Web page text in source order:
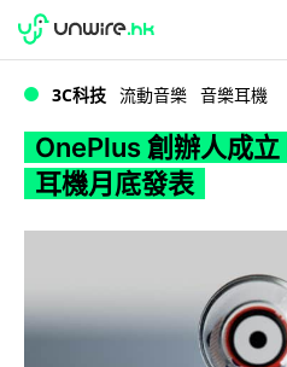
WWDC 2026
3C科技 流動音樂 音樂耳機
OnePlus 創辦人成
耳機月底發表